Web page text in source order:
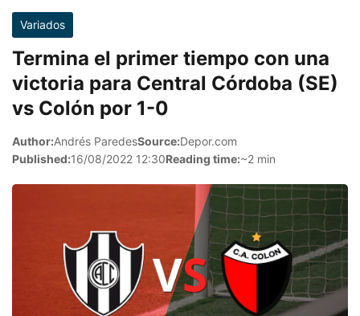
Variados
Termina el primer tiempo con una
victoria para Central Córdoba (SE)
vs Colón por 1-0
Author:Andrés ParedesSource:Depor.com
Published:16/08/2022 12:30Reading time:~2 min